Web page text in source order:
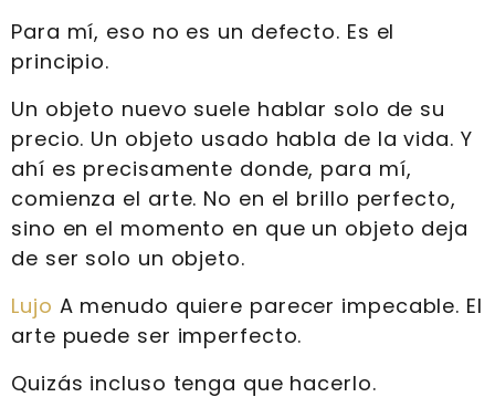
Para mí, eso no es un defecto. Es el
principio.
Un objeto nuevo suele hablar solo de su
precio. Un objeto usado habla de la vida. Y
ahí es precisamente donde, para mí,
comienza el arte. No en el brillo perfecto,
sino en el momento en que un objeto deja
de ser solo un objeto.
Lujo A menudo quiere parecer impecable. El
arte puede ser imperfecto.
Quizás incluso tenga que hacerlo.